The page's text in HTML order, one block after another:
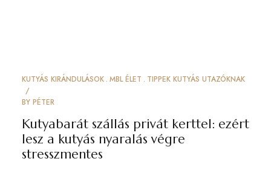
KUTYÁS KIRÁNDULÁSOK MBL ÉLET TIPPEK KUTYÁS UTAZÓKNAK
BY PÉTER
Kutyabarát szállás privát kerttel: ezért
lesz a kutyás nyaralás végre
stresszmentes